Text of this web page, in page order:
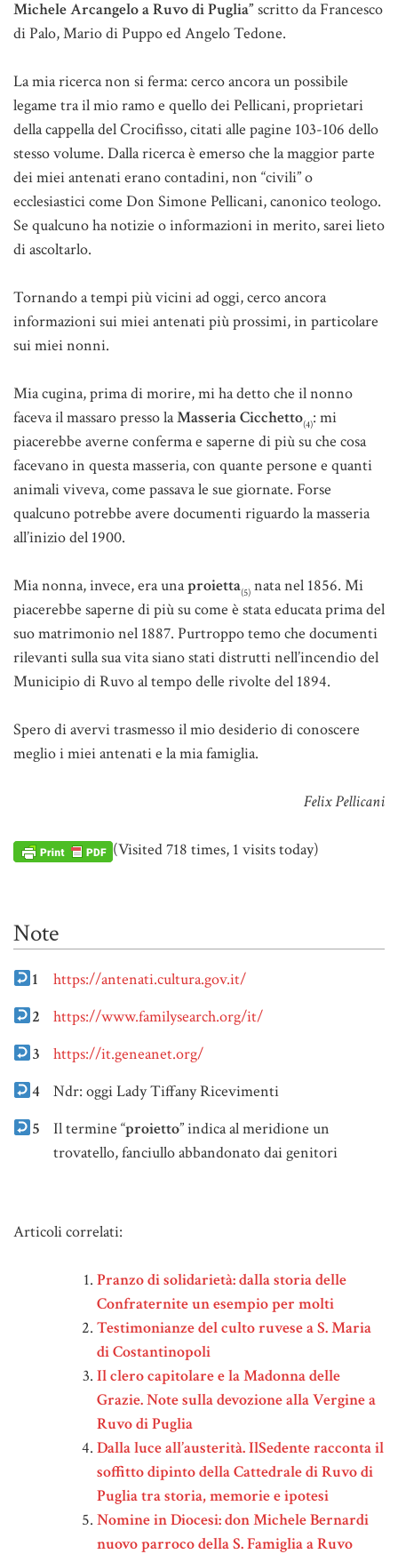
Michele Arcangelo a Ruvo di Puglia” scritto da Francesco
di Palo, Mario di Puppo ed Angelo Tedone.
La mia ricerca non si ferma: cerco ancora un possibile
legame tra il mio ramo e quello dei Pellicani, proprietari
della cappella del Crocifisso, citati alle pagine 103-106 dello
stesso volume. Dalla ricerca è emerso che la maggior parte
dei miei antenati erano contadini, non “civili” o
ecclesiastici come Don Simone Pellicani, canonico teologo.
Se qualcuno ha notizie o informazioni in merito, sarei lieto
di ascoltarlo.
Tornando a tempi più vicini ad oggi, cerco ancora
informazioni sui miei antenati più prossimi, in particolare
sui miei nonni.
Mia cugina, prima di morire, mi ha detto che il nonno
faceva il massaro presso laMasseria Cicchetto(4): mi
piacerebbe averne conferma e saperne di più su che cosa
facevano in questa masseria, con quante persone e quanti
animali viveva, come passava le sue giornate. Forse
qualcuno potrebbe avere documenti riguardo la masseria
all’inizio del 1900.
Mia nonna, invece, era unaproietta(5) nata nel 1856. Mi
piacerebbe saperne di più su come è stata educata prima del
suo matrimonio nel 1887. Purtroppo temo che documenti
rilevanti sulla sua vita siano stati distrutti nell’incendio del
Municipio di Ruvo al tempo delle rivolte del 1894.
Spero di avervi trasmesso il mio desiderio di conoscere
meglio i miei antenati e la mia famiglia.
Felix Pellicani
(Visited 718 times, 1 visits today)
Note
1
https://antenati.cultura.gov.it/
2
https://www.familysearch.org/it/
3
https://it.geneanet.org/
4
Ndr: oggi Lady Tiffany Ricevimenti
5
Il termine “proietto” indica al meridione un
trovatello, fanciullo abbandonato dai genitori
Articoli correlati:
Pranzo di solidarietà: dalla storia delle
Confraternite un esempio per molti
Testimonianze del culto ruvese a S. Maria
di Costantinopoli
Il clero capitolare e la Madonna delle
Grazie. Note sulla devozione alla Vergine a
Ruvo di Puglia
Dalla luce all’austerità. IlSedente racconta il
soffitto dipinto della Cattedrale di Ruvo di
Puglia tra storia, memorie e ipotesi
Nomine in Diocesi: don Michele Bernardi
nuovo parroco della S. Famiglia a Ruvo